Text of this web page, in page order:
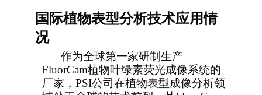
国际植物表型分析技术应用情
况
作为全球第一家研制生产
FluorCam植物叶绿素荧光成像系统的
厂家，PSI公司在植物表型成像分析领